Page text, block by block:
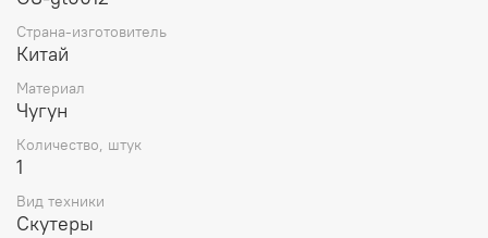
Страна-изготовитель
Китай
Материал
Чугун
Количество, штук
1
Вид техники
Скутеры